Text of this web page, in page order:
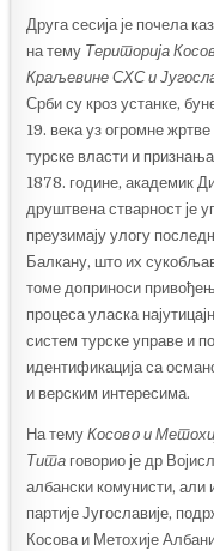
Друга сесија је почела
на тему Територија
Краљевине СХС и
Срби су кроз устанке,
19. века уз огромне
турске власти и
1878. године, академик
друштвена стварност је
преузимају улогу
Балкану, што их
томе доприноси
процеса уласка
систем турске управе и
идентификација са
и верским интересима.
На темуКосовo и
Тита говорио је др
албански комунисти, али
партије Југославије,
Косова и Метохије